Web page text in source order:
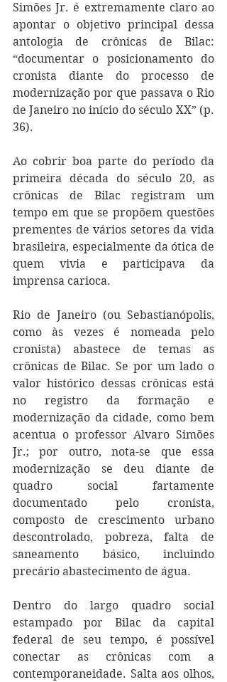
Simões Jr. é extremamente claro ao
apontar o objetivo principal dessa
antologia de crônicas de Bilac:
“documentar o posicionamento do
cronista diante do processo de
modernização por que passava o Rio
de Janeiro no início do século XX” (p.
36).
Ao cobrir boa parte do período da
primeira década do século 20, as
crônicas de Bilac registram um
tempo em que se propõem questões
prementes de vários setores da vida
brasileira, especialmente da ótica de
quem vivia e participava da
imprensa carioca.
Rio de Janeiro (ou Sebastianópolis,
como às vezes é nomeada pelo
cronista) abastece de temas as
crônicas de Bilac. Se por um lado o
valor histórico dessas crônicas está
no registro da formação e
modernização da cidade, como bem
acentua o professor Alvaro Simões
Jr.; por outro, nota-se que essa
modernização se deu diante de
quadro social fartamente
documentado pelo cronista,
composto de crescimento urbano
descontrolado, pobreza, falta de
saneamento básico, incluindo
precário abastecimento de água.
Dentro do largo quadro social
estampado por Bilac da capital
federal de seu tempo, é possível
conectar as crônicas com a
contemporaneidade. Salta aos olhos,